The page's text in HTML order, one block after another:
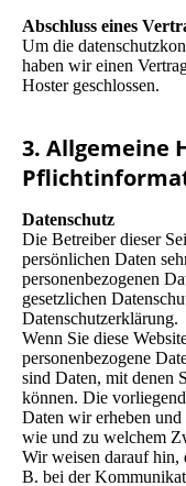
Abschluss eines
Um die
haben wir einen
Hoster geschlossen.
3. Allgemeine
Datenschutz
Die Betreiber dieser
persönlichen Daten
personenbezogenen
gesetzlichen
Datenschutzerklärung.
Wenn Sie diese
personenbezogene
sind Daten, mit denen
können. Die
Daten wir erheben
wie und zu welchem
Wir weisen darauf hin,
B. bei der